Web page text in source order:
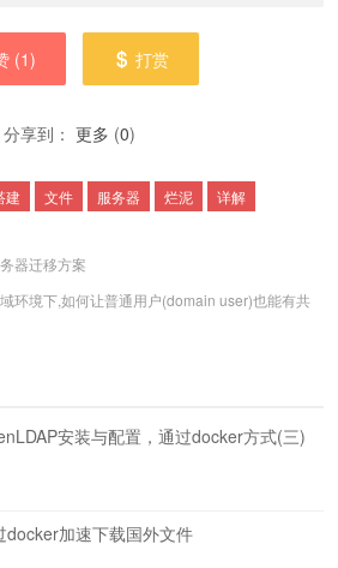
(1) 打赏
分享到： 更多 (0)
建 文件 服务器 烂泥 详解
器迁移方案
域环境下,如何让普通用户(domain user)也能有共
安装与配置，通过docker方式(三)
docker加速下载国外文件